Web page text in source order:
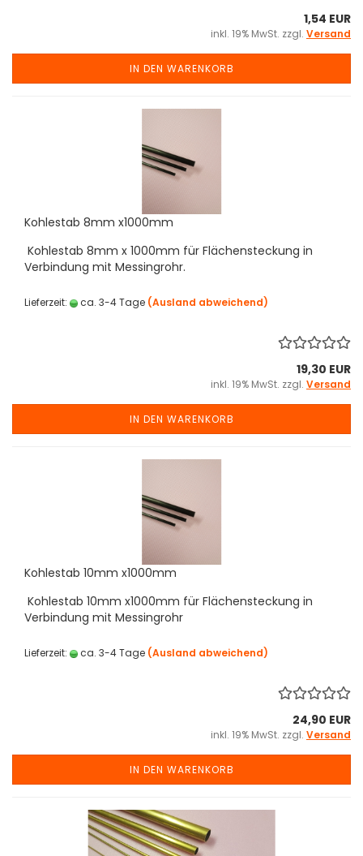
1,54 EUR
inkl. 19% MwSt. zzgl. Versand
IN DEN WARENKORB
Kohlestab 8mm x1000mm
Kohlestab 8mm x 1000mm für Flächensteckung in
Verbindung mit Messingrohr.
Lieferzeit: ca. 3-4 Tage (Ausland abweichend)
19,30 EUR
inkl. 19% MwSt. zzgl. Versand
IN DEN WARENKORB
Kohlestab 10mm x1000mm
Kohlestab 10mm x1000mm für Flächensteckung in
Verbindung mit Messingrohr
Lieferzeit: ca. 3-4 Tage (Ausland abweichend)
24,90 EUR
inkl. 19% MwSt. zzgl. Versand
IN DEN WARENKORB